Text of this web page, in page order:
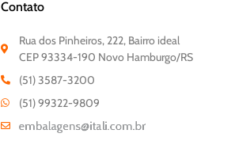
Contato
Rua dos Pinheiros, 222, Bairro ideal
CEP 93334-190 Novo Hamburgo/RS
(51) 3587-3200
(51) 99322-9809